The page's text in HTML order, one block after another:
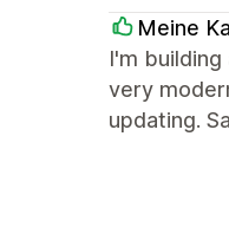
Meine
I'm
very
updating.